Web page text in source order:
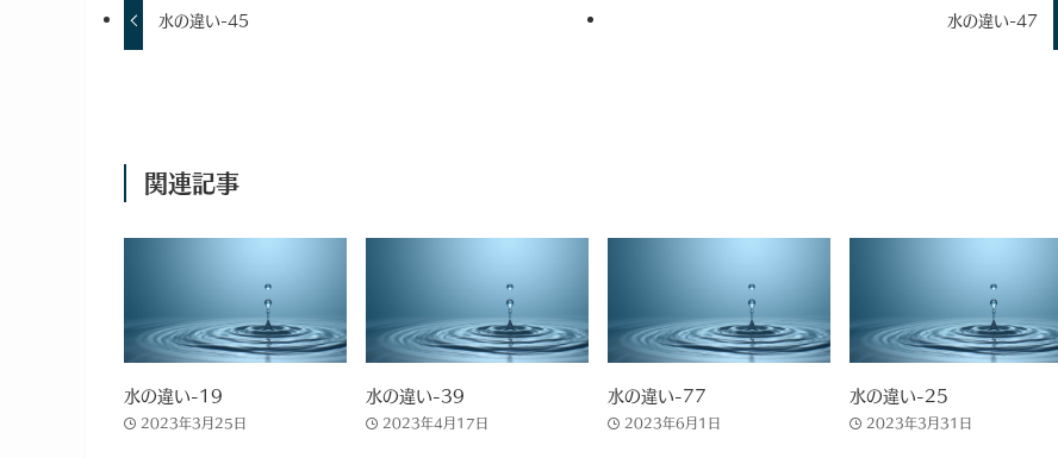
水の違い-45 水の違い-47
関連記事
水の違い-19
2023年3月25日
水の違い-39
2023年4月17日
水の違い-77
2023年6月1日
水の違い-25
2023年3月31日